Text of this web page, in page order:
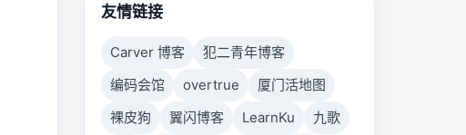
友情链接
Carver 博客
犯二青年博客
编码会馆
overtrue
厦门活地图
裸皮狗
翼闪博客 LearnKu
九歌